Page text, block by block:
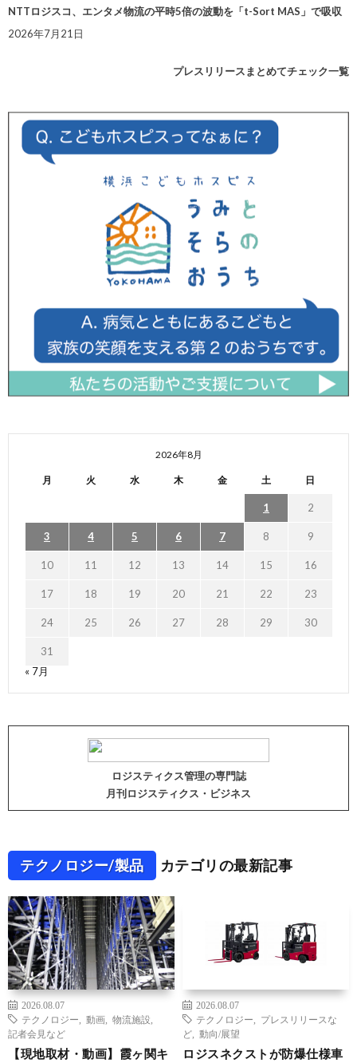
NTTロジスコ、エンタメ物流の平時5倍の波動を「t-Sort MAS」で吸収
2026年7月21日
プレスリリースまとめてチェック一覧
2026年8月
月 火 水 木 金 土 日
1 2
3 4 5 6 7 8 9
10 11 12 13 14 15 16
17 18 19 20 21 22 23
24 25 26 27 28 29 30
31
« 7月
ロジスティクス管理の専門誌
月刊ロジスティクス・ビジネス
テクノロジー/製品 カテゴリの最新記事
2026.08.07
テクノロジー
動画 物流施設
記者会見など
【現地取材・動画】霞ヶ関キ
2026.08.07
テクノロジー
プレスリリースな
ど
動向/展望
ロジスネクストが防爆仕様車